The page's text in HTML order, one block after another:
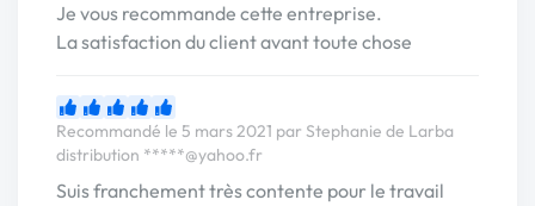
Je vous recommande cette entreprise.
La satisfaction du client avant toute chose
Recommandé le 5 mars 2021 par Stephanie de Larba
distribution *****@yahoo.fr
Suis franchement très contente pour le travail